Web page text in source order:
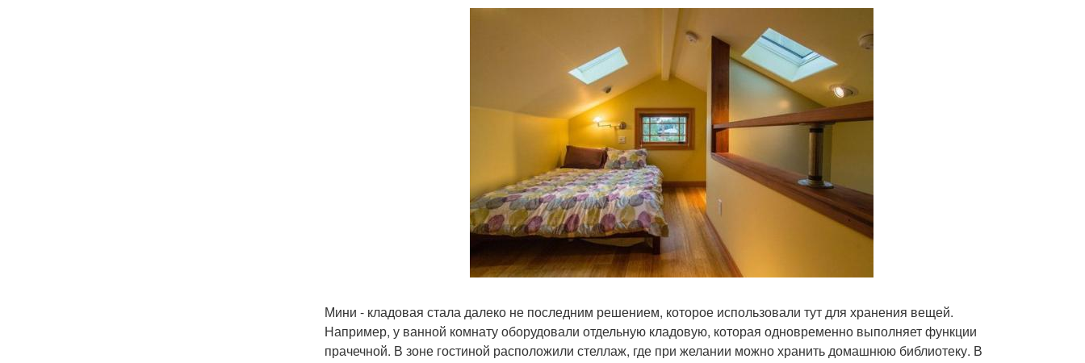
Мини - кладовая стала далеко не последним решением, которое использовали тут для хранения вещей.
Например, у ванной комнату оборудовали отдельную кладовую, которая одновременно выполняет функции
прачечной. В зоне гостиной расположили стеллаж, где при желании можно хранить домашнюю библиотеку. В